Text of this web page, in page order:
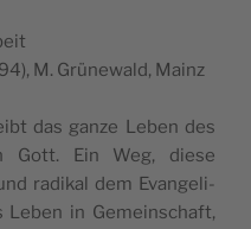
M. Grünewald, Mainz
das ganze Leben des
Gott. Ein Weg, diese
radikal dem Evan­geli­
in Gemein­schaft,